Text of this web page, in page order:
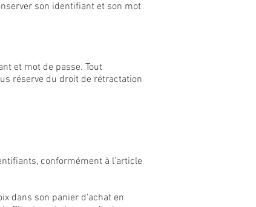
son identifiant et son mot
et mot de passe. Tout
réserve du droit de rétractation
conformément à l'article
dans son panier d'achat en